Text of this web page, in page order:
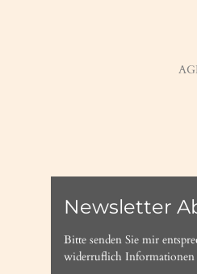
Newsletter
Bitte senden Sie mir
widerruflich